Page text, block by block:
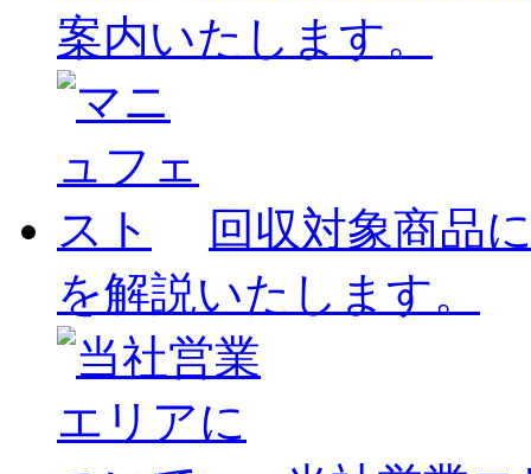
案内いたします。
回収対象商品
を解説いたします。